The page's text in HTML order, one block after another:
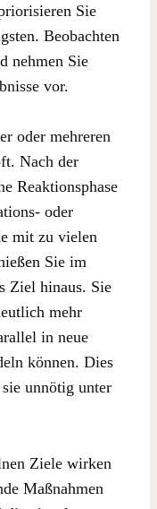
Sie
Beobachten
nehmen Sie
vor.
oder mehreren
Nach der
Reaktionsphase
oder
mit zu vielen
Sie im
Ziel hinaus. Sie
mehr
in neue
können. Dies
unnötig unter
Ziele wirken
Maßnahmen